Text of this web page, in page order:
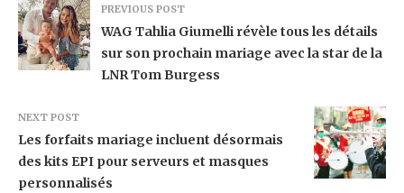
PREVIOUS POST
WAG Tahlia Giumelli révèle tous les détails
sur son prochain mariage avec la star de la
LNR Tom Burgess
NEXT POST
Les forfaits mariage incluent désormais
des kits EPI pour serveurs et masques
personnalisés